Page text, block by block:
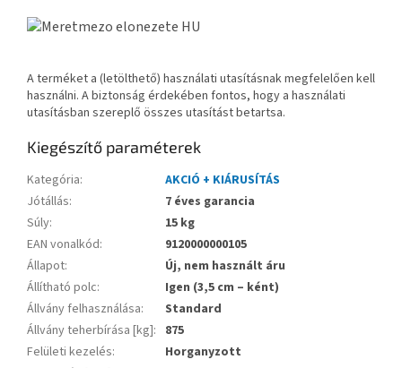
A terméket a (letölthető) használati utasításnak megfelelően kell
használni. A biztonság érdekében fontos, hogy a használati
utasításban szereplő összes utasítást betartsa.
Kiegészítő paraméterek
Kategória:
AKCIÓ + KIÁRUSÍTÁS
Jótállás:
7 éves garancia
Súly:
15 kg
EAN vonalkód:
9120000000105
Állapot:
Új, nem használt áru
Állítható polc:
Igen (3,5 cm – ként)
Állvány felhasználása:
Standard
Állvány teherbírása [kg]: 875
Felületi kezelés:
Horganyzott